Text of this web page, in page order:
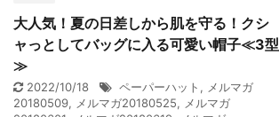
大人気！夏の日差しから肌を守る！クシ
ャっとしてバッグに入る可愛い帽子≪3型
≫
2022/10/18 ペーパーハット , メルマガ
20180509, メルマガ20180525, メルマガ